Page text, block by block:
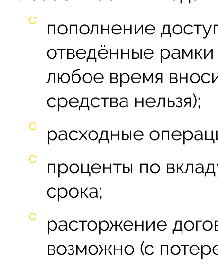
пополнение
отведённые рамки
любое время
средства нельзя);
расходные
проценты по
срока;
расторжение
возможно (с